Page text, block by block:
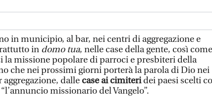
inmunicipio, al bar, nei centri di aggregazione e
in domo tua, nelle case della gente, così come
la missione popolare di parroci e presbiteri della
che nei prossimi giorni porterà la parola di Dio nei
dalle case ai cimiteridei paesi scelti
missionario del Vangelo”.